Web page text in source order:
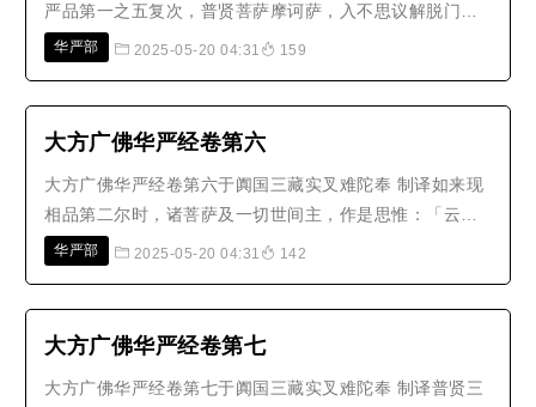
严品第一之五复次，普贤菩萨摩诃萨，入不思议解脱门方
便海，入如来功德海。所谓：有解脱门，名：严净一切佛
愿海。有解脱门，名：普现法界..
华严部 2025-05-20 04:31 159
大方广佛华严经卷第六
大方广佛华严经卷第六于阗国三藏实叉难陀奉 制译如来现
相品第二尔时，诸菩萨及一切世间主，作是思惟：「云何
是诸佛地？云何是诸佛境界？云何是诸佛加持？云何是诸
能摄取？云何是诸佛眼？云何是..
华严部 2025-05-20 04:31 142
大方广佛华严经卷第七
大方广佛华严经卷第七于阗国三藏实叉难陀奉 制译普贤三